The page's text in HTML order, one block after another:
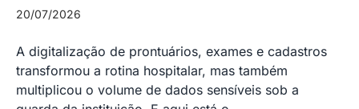
20/07/2026
A digitalização de prontuários, exames e cadastros
transformou a rotina hospitalar, mas também
multiplicou o volume de dados sensíveis sob a